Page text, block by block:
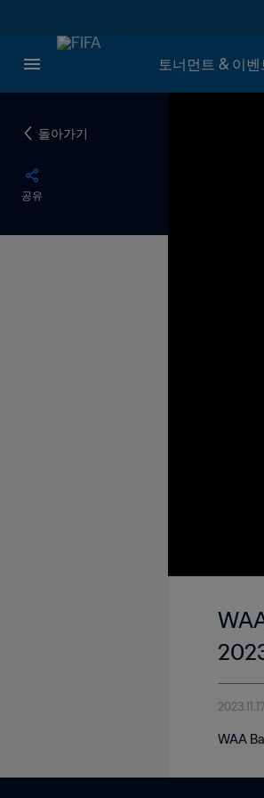
토너먼트 & 이벤
돌아가기
공유
2023.11.17
WAA